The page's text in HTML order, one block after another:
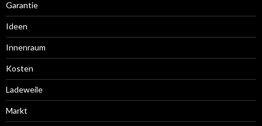
Garantie
Ideen
Innenraum
Kosten
Ladeweile
Markt